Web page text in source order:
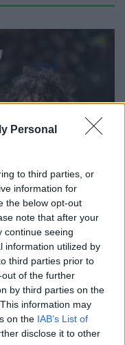
Personal
to third parties, or
information for
the below opt-out
note that after your
continue seeing
information utilized by
third parties prior to
of the further
by third parties on the
information may
on the IAB’s List of
disclose it to other